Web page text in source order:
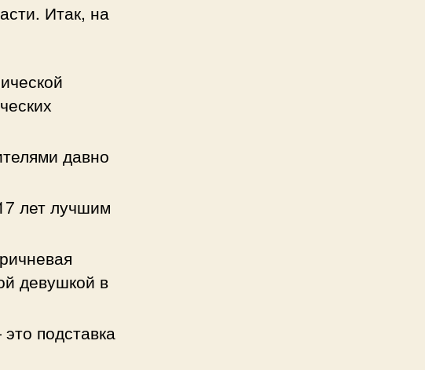
Итак, на
давно
лет лучшим
девушкой в
подставка